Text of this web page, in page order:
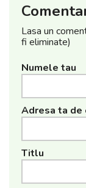
Lasa un
fi eliminate)
Numele tau
Adresa ta de
Titlu